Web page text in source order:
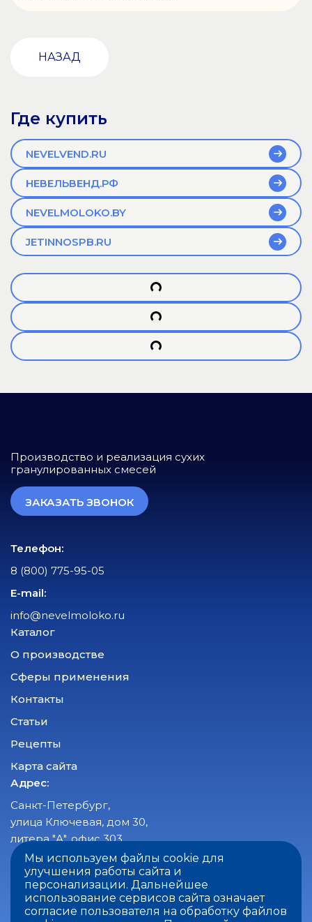
НАЗАД
Где купить
NEVELVEND.RU
НЕВЕЛЬВЕНД.РФ
NEVELMOLOKO.BY
JETINNOSPB.RU
Мы используем файлы cookie для
улучшения работы сайта и
персонализации. Дальнейшее
использование сервисов сайта означает
согласие пользователя на обработку файлов
Производство и реализация сухих
гранулированных смесей
ЗАКАЗАТЬ ЗВОНОК
Телефон:
8 (800) 775-95-05
E-mail:
info@nevelmoloko.ru
Адрес:
Санкт-Петербург,
улица Ключевая, дом 30,
литера "А", офис 303
Время работы:
пн-пт с 8:00 до 17:00
сб-вс - выходные
Каталог
О производстве
Сферы применения
Контакты
Статьи
Рецепты
Карта сайта